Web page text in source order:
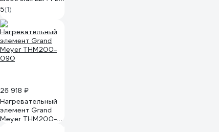
180-10 (комплект
теплого пола c
терморегулятором)
НС-1432014
5(1)
26 918 ₽
Нагревательный
элемент Grand
Meyer THM200-